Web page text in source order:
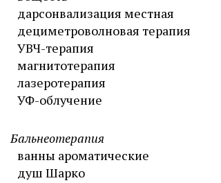
дарсонвализация местная
дециметроволновая терапия
УВЧ-терапия
магнитотерапия
лазеротерапия
УФ-облучение
Бальнеотерапия
ванны ароматические
душ Шарко